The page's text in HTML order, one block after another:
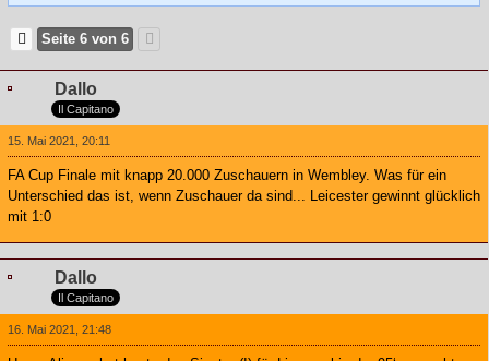
Seite 6 von 6
Dallo
Il Capitano
15. Mai 2021, 20:11
FA Cup Finale mit knapp 20.000 Zuschauern in Wembley. Was für ein
Unterschied das ist, wenn Zuschauer da sind... Leicester gewinnt glücklich
mit 1:0
Dallo
Il Capitano
16. Mai 2021, 21:48